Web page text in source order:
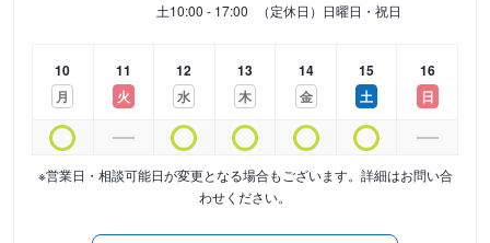
土10:00 - 17:00 （定休日）日曜日・祝日
10
月
11
火
12
水
13
木
14
金
15
土
16
日
※営業日・相談可能日が変更となる場合もございます。詳細はお問い合
わせください。